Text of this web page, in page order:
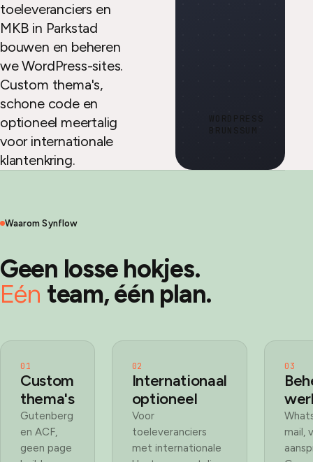
toeleveranciers en
MKB in Parkstad
bouwen en beheren
we WordPress-sites.
Custom thema's,
schone code en
optioneel meertalig
voor internationale
klantenkring.
WORDPRESS
BRUNSSUM
Waarom Synflow
Geen losse hokjes.
Eén team, één plan.
01
Custom
thema's
Gutenberg
en ACF,
geen page
02
Internationaal
optioneel
Voor
toeleveranciers
met internationale
03
mail,